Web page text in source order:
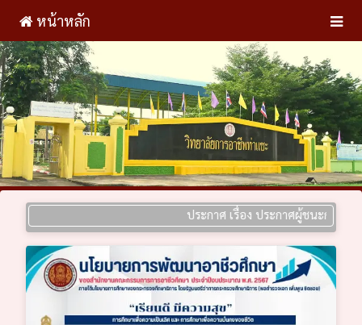
หน้าหลัก
ประกาศ เรื่อง ประกาศผู้ชนะการเสนอ